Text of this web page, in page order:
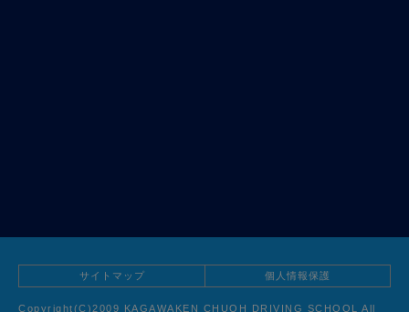
サイトマップ 個人情報保護
Copyright(C)2009 KAGAWAKEN CHUOH DRIVING SCHOOL All